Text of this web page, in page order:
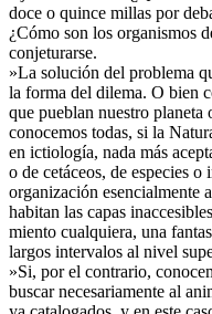
doce o quince millas por
¿Cómo son los organismos
conjeturarse.
»La solución del problema
la forma del dilema. O bien
que pueblan nuestro planeta
conocemos todas, si la
en ictiología, nada más
o de cetáceos, de especies
organización esencialmente
habitan las capas
miento cualquiera, una
largos intervalos al nivel
»Si, por el contrario,
buscar necesariamente al